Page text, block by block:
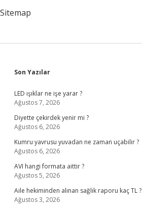
Sitemap
Sidebar
Son Yazılar
LED ışıklar ne işe yarar ?
Ağustos 7, 2026
Diyette çekirdek yenir mi ?
Ağustos 6, 2026
Kumru yavrusu yuvadan ne zaman uçabilir ?
Ağustos 6, 2026
AVI hangi formata aittir ?
Ağustos 5, 2026
Aile hekiminden alınan sağlık raporu kaç TL ?
Ağustos 3, 2026